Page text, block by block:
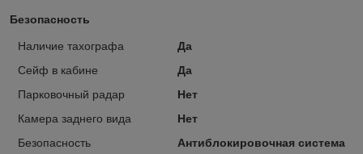
Безопасность
Наличие тахографа
Да
Сейф в кабине
Да
Парковочный радар
Нет
Камера заднего вида
Нет
Безопасность
Антиблокировочная система